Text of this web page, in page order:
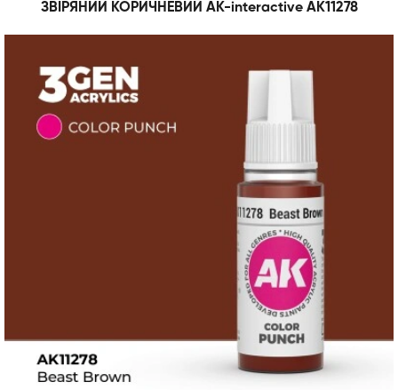
ЗВІРЯНИЙ КОРИЧНЕВИЙ AK-interactive AK11278